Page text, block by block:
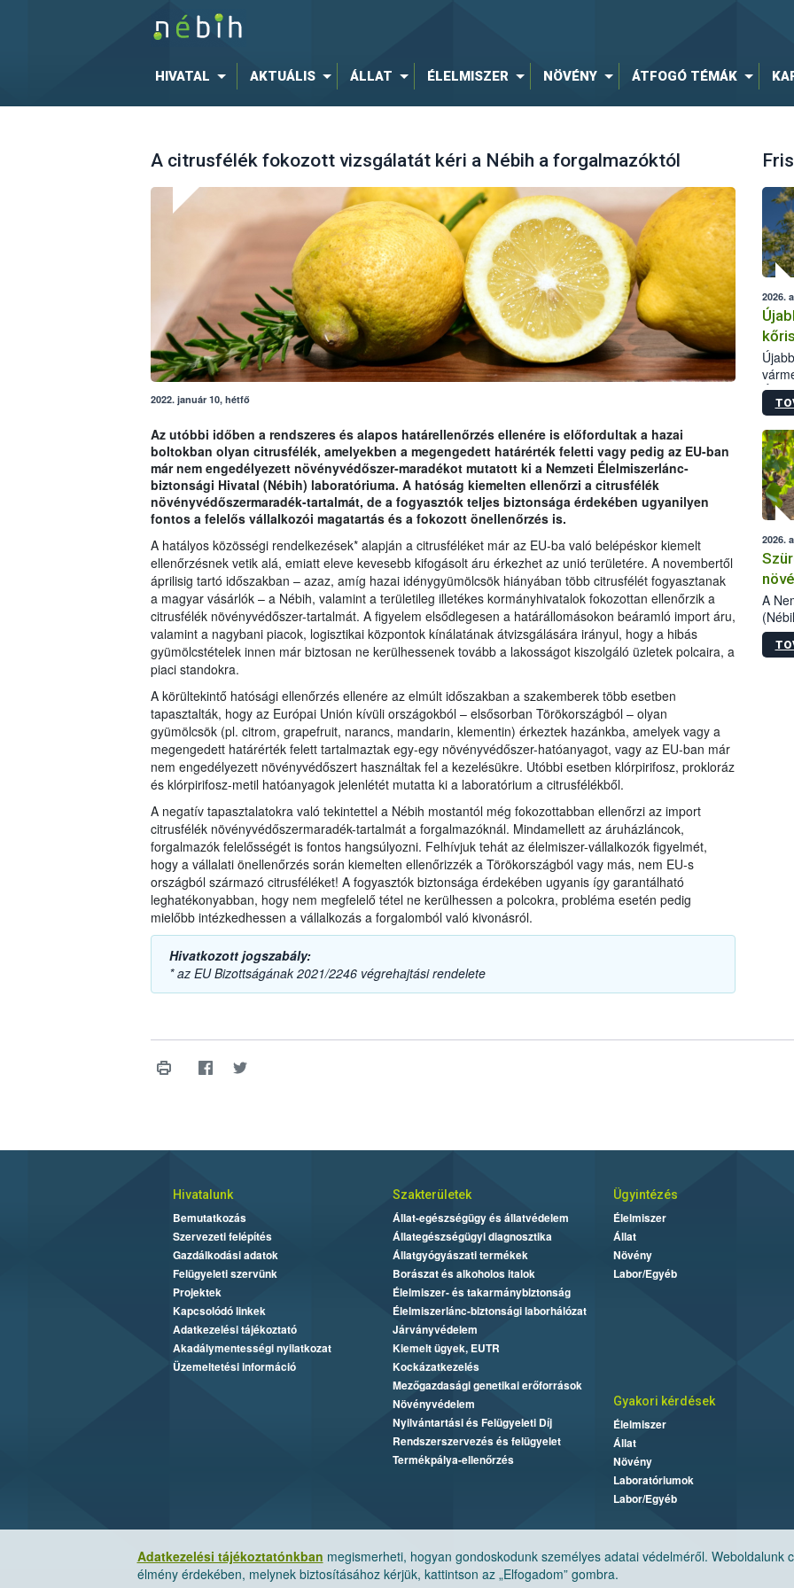
HIVATAL AKTUÁLIS ÁLLAT ÉLELMISZER NÖVÉNY ÁTFOGÓ TÉMÁK
A citrusfélék fokozott vizsgálatát kéri a Nébih a forgalmazóktól
2022. január 10, hétfő
Az utóbbi időben a rendszeres és alapos határellenőrzés ellenére is előfordultak a hazai
boltokban olyan citrusfélék, amelyekben a megengedett határérték feletti vagy pedig az EU-ban
már nem engedélyezett növényvédőszer-maradékot mutatott ki a Nemzeti Élelmiszerlánc-
biztonsági Hivatal (Nébih) laboratóriuma. A hatóság kiemelten ellenőrzi a citrusfélék
növényvédőszermaradék-tartalmát, de a fogyasztók teljes biztonsága érdekében ugyanilyen
fontos a felelős vállalkozói magatartás és a fokozott önellenőrzés is.
A hatályos közösségi rendelkezések* alapján a citrusféléket már az EU-ba való belépéskor kiemelt
ellenőrzésnek vetik alá, emiatt eleve kevesebb kifogásolt áru érkezhet az unió területére. A novembertől
áprilisig tartó időszakban – azaz, amíg hazai idénygyümölcsök hiányában több citrusfélét fogyasztanak
a magyar vásárlók – a Nébih, valamint a területileg illetékes kormányhivatalok fokozottan ellenőrzik a
citrusfélék növényvédőszer-tartalmát. A figyelem elsődlegesen a határállomásokon beáramló import áru,
valamint a nagybani piacok, logisztikai központok kínálatának átvizsgálására irányul, hogy a hibás
gyümölcstételek innen már biztosan ne kerülhessenek tovább a lakosságot kiszolgáló üzletek polcaira, a
piaci standokra.
A körültekintő hatósági ellenőrzés ellenére az elmúlt időszakban a szakemberek több esetben
tapasztalták, hogy az Európai Unión kívüli országokból – elsősorban Törökországból – olyan
gyümölcsök (pl. citrom, grapefruit, narancs, mandarin, klementin) érkeztek hazánkba, amelyek vagy a
megengedett határérték felett tartalmaztak egy-egy növényvédőszer-hatóanyagot, vagy az EU-ban már
nem engedélyezett növényvédőszert használtak fel a kezelésükre. Utóbbi esetben klórpirifosz, prokloráz
és klórpirifosz-metil hatóanyagok jelenlétét mutatta ki a laboratórium a citrusfélékből.
A negatív tapasztalatokra való tekintettel a Nébih mostantól még fokozottabban ellenőrzi az import
citrusfélék növényvédőszermaradék-tartalmát a forgalmazóknál. Mindamellett az áruházláncok,
forgalmazók felelősségét is fontos hangsúlyozni. Felhívjuk tehát az élelmiszer-vállalkozók figyelmét,
hogy a vállalati önellenőrzés során kiemelten ellenőrizzék a Törökországból vagy más, nem EU-s
országból származó citrusféléket! A fogyasztók biztonsága érdekében ugyanis így garantálható
leghatékonyabban, hogy nem megfelelő tétel ne kerülhessen a polcokra, probléma esetén pedig
mielőbb intézkedhessen a vállalkozás a forgalomból való kivonásról.
Hivatkozott jogszabály:
* az EU Bizottságának 2021/2246 végrehajtási rendelete
2026.
2026.
A
Adatkezelési tájékoztatónkban megismerheti, hogyan gondoskodunk személyes adatai védelméről. Weboldalunk
élmény érdekében, melynek biztosításához kérjük, kattintson az „Elfogadom” gombra.
Hivatalunk
Bemutatkozás
Szervezeti felépítés
Gazdálkodási adatok
Felügyeleti szervünk
Projektek
Kapcsolódó linkek
Adatkezelési tájékoztató
Akadálymentességi nyilatkozat
Üzemeltetési információ
Szakterületek
Állat-egészségügy és állatvédelem
Állategészségügyi diagnosztika
Állatgyógyászati termékek
Borászat és alkoholos italok
Élelmiszer- és takarmánybiztonság
Élelmiszerlánc-biztonsági laborhálózat
Járványvédelem
Kiemelt ügyek, EUTR
Kockázatkezelés
Mezőgazdasági genetikai erőforrások
Növényvédelem
Nyilvántartási és Felügyeleti Díj
Rendszerszervezés és felügyelet
Termékpálya-ellenőrzés
Ügyintézés
Élelmiszer
Állat
Növény
Labor/Egyéb
Gyakori kérdések
Élelmiszer
Állat
Növény
Laboratóriumok
Labor/Egyéb